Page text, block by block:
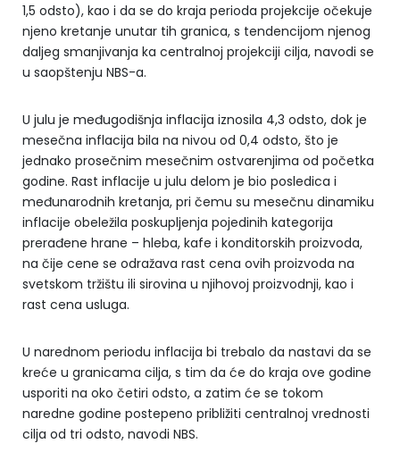
1,5 odsto), kao i da se do kraja perioda projekcije očekuje
njeno kretanje unutar tih granica, s tendencijom njenog
daljeg smanjivanja ka centralnoj projekciji cilja, navodi se
u saopštenju NBS-a.
U julu je međugodišnja inflacija iznosila 4,3 odsto, dok je
mesečna inflacija bila na nivou od 0,4 odsto, što je
jednako prosečnim mesečnim ostvarenjima od početka
godine. Rast inflacije u julu delom je bio posledica i
međunarodnih kretanja, pri čemu su mesečnu dinamiku
inflacije obeležila poskupljenja pojedinih kategorija
prerađene hrane – hleba, kafe i konditorskih proizvoda,
na čije cene se odražava rast cena ovih proizvoda na
svetskom tržištu ili sirovina u njihovoj proizvodnji, kao i
rast cena usluga.
U narednom periodu inflacija bi trebalo da nastavi da se
kreće u granicama cilja, s tim da će do kraja ove godine
usporiti na oko četiri odsto, a zatim će se tokom
naredne godine postepeno približiti centralnoj vrednosti
cilja od tri odsto, navodi NBS.